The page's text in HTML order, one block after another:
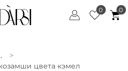
0 0
цвета кэмел